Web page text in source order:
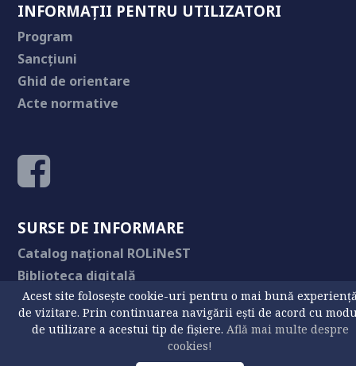
INFORMAȚII PENTRU UTILIZATORI
Program
Sancțiuni
Ghid de orientare
Acte normative
SURSE DE INFORMARE
Catalog național ROLiNeST
Biblioteca digitală
Buletin USV
Editura Humanitas
Acest site folosește cookie-uri pentru o mai bună
de vizitare. Prin continuarea navigării ești de acord cu
de utilizare a acestui tip de fișiere. Află mai multe despre
cookies!